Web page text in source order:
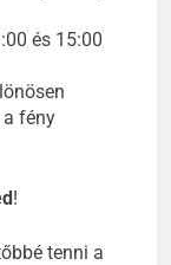
és 15:00
a fény
!
tenni a